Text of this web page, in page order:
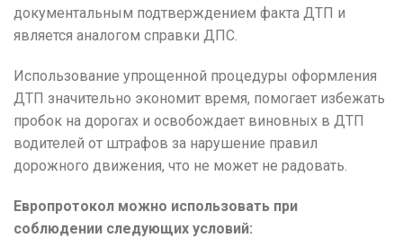
документальным подтверждением факта ДТП и
является аналогом справки ДПС.
Использование упрощенной процедуры оформления
ДТП значительно экономит время, помогает избежать
пробок на дорогах и освобождает виновных в ДТП
водителей от штрафов за нарушение правил
дорожного движения, что не может не радовать.
Европротокол можно использовать при
соблюдении следующих условий: